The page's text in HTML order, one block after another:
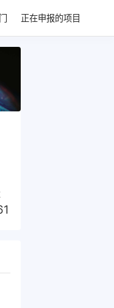
正在申报的项目